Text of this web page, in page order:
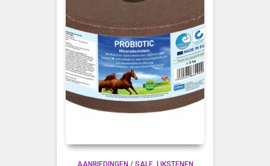
AANBIEDINGEN / SALE LIKSTENEN